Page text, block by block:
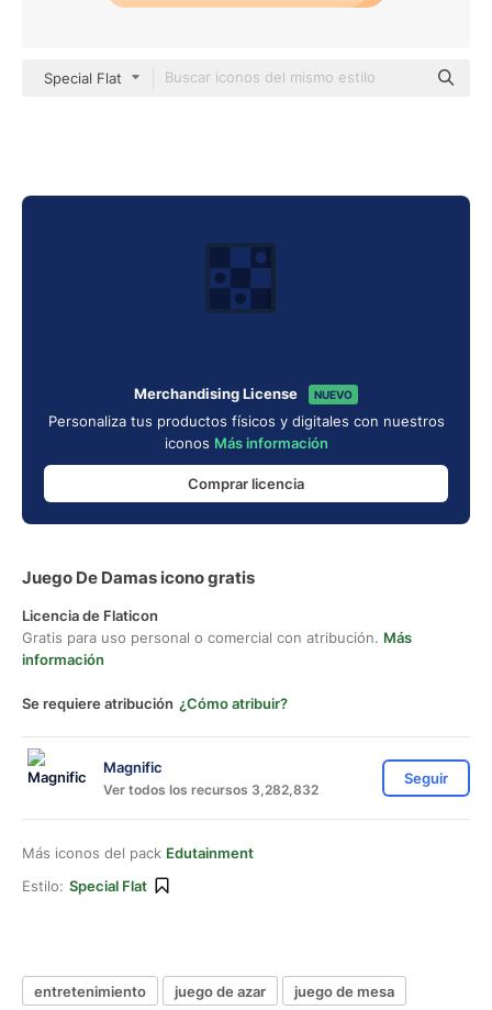
Special Flat
Merchandising License NUEVO
Personaliza tus productos físicos y digitales con nuestros
iconos Más información
Comprar licencia
Juego De Damas icono gratis
Licencia de Flaticon
Gratis para uso personal o comercial con atribución. Más
información
Se requiere atribución ¿Cómo atribuir?
Magnific
Ver todos los recursos 3,282,832
Seguir
Más iconos del pack Edutainment
Estilo: Special Flat
entretenimiento juego de azar
juego de mesa